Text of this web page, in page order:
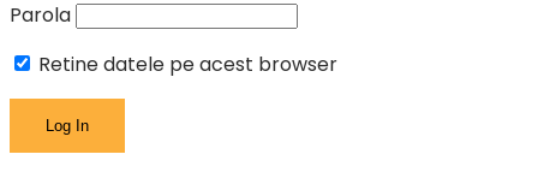
Parola
Retine datele pe acest browser